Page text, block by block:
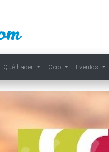
Qué hacer Ocio Eventos